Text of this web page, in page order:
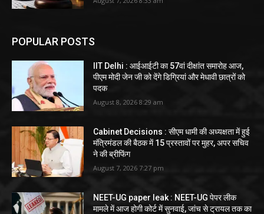
POPULAR POSTS
IIT Delhi : आईआईटी का 57वां दीक्षांत समारोह आज,
पीएम मोदी जेन जी को देंगे डिग्रियां और मेधावी छात्रों को
पदक
August 8, 2026 8:29 am
Cabinet Decisions : सीएम धामी की अध्यक्षता में हुई
मंत्रिमंडल की बैठक में 15 प्रस्तावों पर मुहर, अपर सचिव
ने की ब्रीफिंग
August 7, 2026 7:27 pm
NEET-UG paper leak : NEET-UG पेपर लीक
मामले में आज होगी कोर्ट में सुनवाई, जांच से ट्रायल तक का